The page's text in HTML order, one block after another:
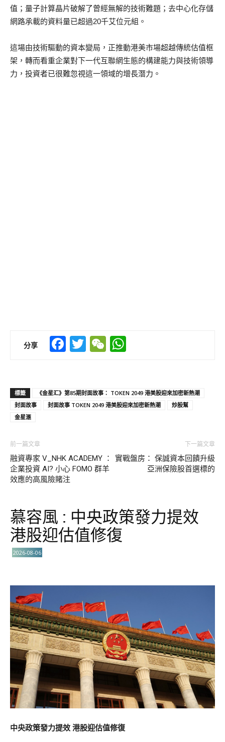
值；量子計算晶片破解了曾經無解的技術難題；去中心化存儲
網路承載的資料量已超過20千艾位元組。
這場由技術驅動的資本變局，正推動港美市場超越傳統估值框
架，轉而看重企業對下一代互聯網生態的構建能力與技術領導
力，投資者已很難忽視這一領域的增長潛力。
分享 Facebook
TwitterWeChat
標籤
《金星汇》第85期封面故事： TOKEN 2049 港美股迎來加密新熱潮
封面故事
封面故事 TOKEN 2049 港美股迎來加密新熱潮
炒股幫
金星滙
前一篇文章
融資專家 V_NHK ACADEMY ：
企業投資 AI? 小心 FOMO 群羊
效應的高風險賭注
下一篇文章
實戰盤房： 保誠資本回饋升級
亞洲保險股首選標的
慕容風 : 中央政策發力提效
港股迎估值修復
2026-08-06
中央政策發力提效 港股迎估值修復